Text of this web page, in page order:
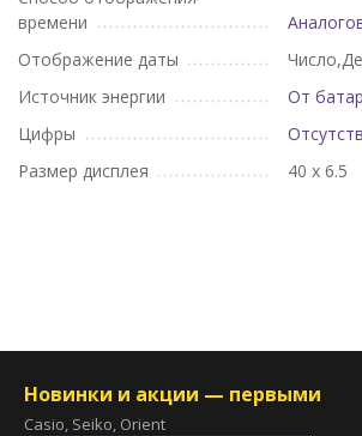
времени
Отображение даты
Источник энергии
От
Цифры
Размер дисплея
40 х 6.5
Новинки и акции — первыми
Casio, Seiko, Orient